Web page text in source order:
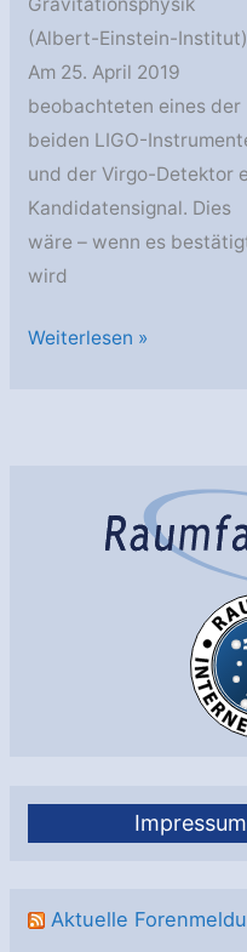
Impressum
Aktuelle
(Albert-Einstein-
Am 25. April 2019
beobachteten eines der
beiden LIGO-
und der Virgo-Detektor
Kandidatensignal. Dies
wäre – wenn es
wird
LIGO
Verschmelzungen
Weiterlesen »